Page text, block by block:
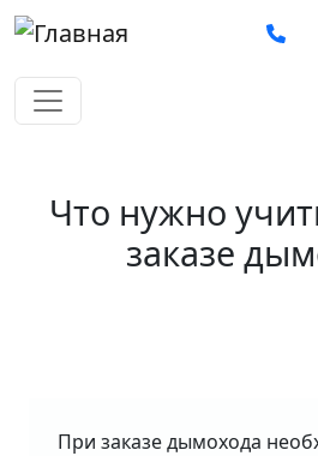
Перейти к основному содержанию
Что нужно
заказе
При заказе дымохода